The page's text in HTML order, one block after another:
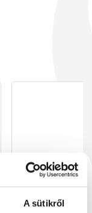
A sütikről